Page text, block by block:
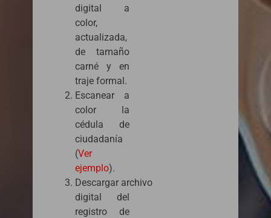
digital a
color,
actualizada,
de tamaño
carné y en
traje formal.
Escanear a
color la
cédula de
ciudadanía
(Ver
ejemplo).
Descargar archivo
digital del
registro de